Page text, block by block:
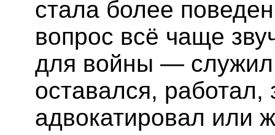
стала более
вопрос всё чаще
для войны —
оставался, работал,
адвокатировал или